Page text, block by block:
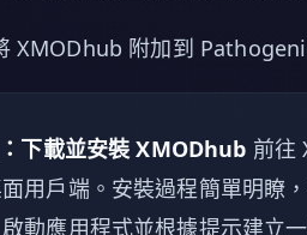
XMODhub 附加到
下載並安裝 XMODhub 前往
用戶端。安裝過程簡單明瞭
動應用程式並根據提示建立